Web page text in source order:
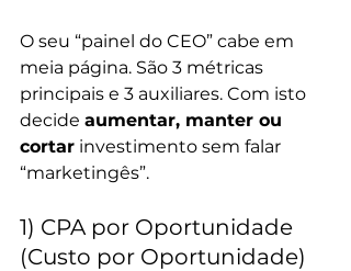
O seu “painel do CEO” cabe em
meia página. São 3 métricas
principais e 3 auxiliares. Com isto
decide aumentar, manter ou
cortar investimento sem falar
“marketingês”.
1) CPA por Oportunidade
(Custo por Oportunidade)